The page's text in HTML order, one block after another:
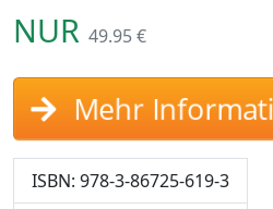
NUR 49.95 €
Mehr
ISBN: 978-3-86725-619-3